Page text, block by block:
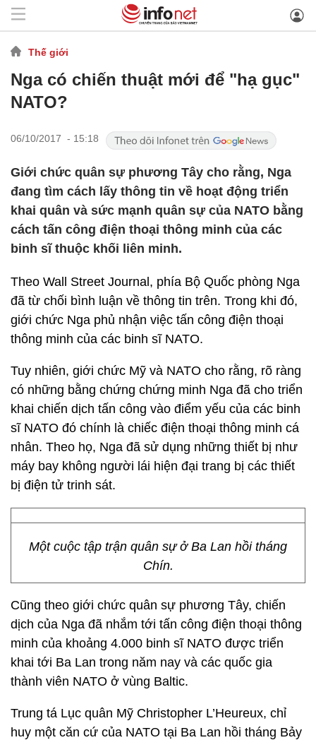
Thế giới
Nga có chiến thuật mới để "hạ gục"
NATO?
06/10/2017 - 15:18
​Giới chức quân sự phương Tây cho rằng, Nga
đang tìm cách lấy thông tin về hoạt động triển
khai quân và sức mạnh quân sự của NATO bằng
cách tấn công điện thoại thông minh của các
binh sĩ thuộc khối liên minh.
Theo Wall Street Journal, phía Bộ Quốc phòng Nga
đã từ chối bình luận về thông tin trên. Trong khi đó,
giới chức Nga phủ nhận việc tấn công điện thoại
thông minh của các binh sĩ NATO.
Tuy nhiên, giới chức Mỹ và NATO cho rằng, rõ ràng
có những bằng chứng chứng minh Nga đã cho triển
khai chiến dịch tấn công vào điểm yếu của các binh
sĩ NATO đó chính là chiếc điện thoại thông minh cá
nhân. Theo họ, Nga đã sử dụng những thiết bị như
máy bay không người lái hiện đại trang bị các thiết
bị điện tử trinh sát.
Một cuộc tập trận quân sự ở Ba Lan hồi tháng
Chín.
Cũng theo giới chức quân sự phương Tây, chiến
dịch của Nga đã nhắm tới tấn công điện thoại thông
minh của khoảng 4.000 binh sĩ NATO được triển
khai tới Ba Lan trong năm nay và các quốc gia
thành viên NATO ở vùng Baltic.
Trung tá Lục quân Mỹ Christopher L’Heureux, chỉ
huy một căn cứ của NATO tại Ba Lan hồi tháng Bảy